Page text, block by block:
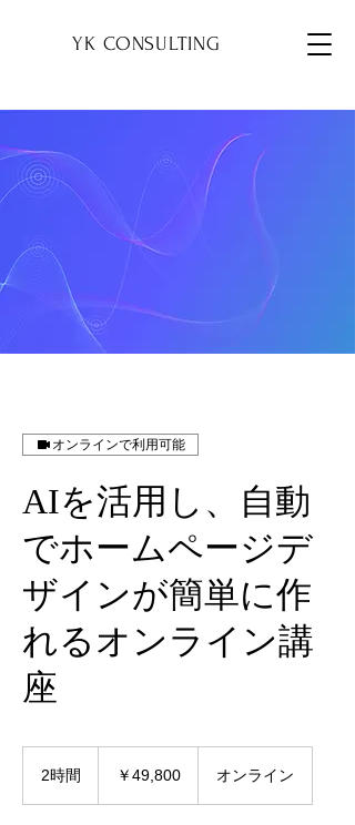
YK CONSULTING
オンラインで利用可能
AIを活用し、自動
でホームページデ
ザインが簡単に作
れるオンライン講
座
2時間 ￥49,800 オンライン